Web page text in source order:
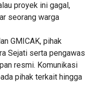
proyek ini gagal,
seorang warga
GMICAK, pihak
Sejati serta pengawas
resmi. Komunikasi
pihak terkait hingga